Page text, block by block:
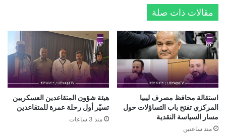
مقالات ذات صلة
استقالة محافظ مصرف ليبيا
المركزي تفتح باب التساؤلات حول
مسار السياسة النقدية
منذ ساعتين
هيئة شؤون المتقاعدين العسكريين
تسيّر أول رحلة عمرة للمتقاعدين
منذ 3 ساعات